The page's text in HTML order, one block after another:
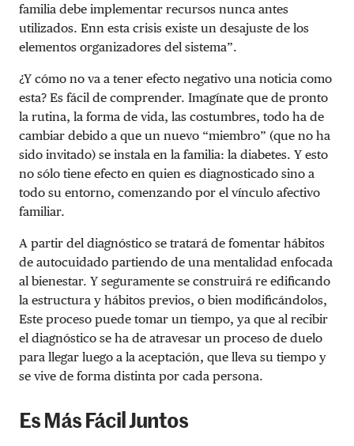
familia debe implementar recursos nunca antes
utilizados. Enn esta crisis existe un desajuste de los
elementos organizadores del sistema”.
¿Y cómo no va a tener efecto negativo una noticia como
esta? Es fácil de comprender. Imagínate que de pronto
la rutina, la forma de vida, las costumbres, todo ha de
cambiar debido a que un nuevo “miembro” (que no ha
sido invitado) se instala en la familia: la diabetes. Y esto
no sólo tiene efecto en quien es diagnosticado sino a
todo su entorno, comenzando por el vínculo afectivo
familiar.
A partir del diagnóstico se tratará de fomentar hábitos
de autocuidado partiendo de una mentalidad enfocada
al bienestar. Y seguramente se construirá re edificando
la estructura y hábitos previos, o bien modificándolos,
Este proceso puede tomar un tiempo, ya que al recibir
el diagnóstico se ha de atravesar un proceso de duelo
para llegar luego a la aceptación, que lleva su tiempo y
se vive de forma distinta por cada persona.
Es Más Fácil Juntos